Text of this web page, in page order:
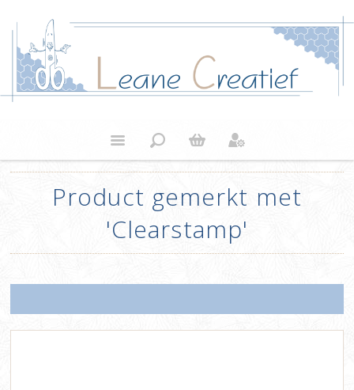
Product gemerkt met
'Clearstamp'